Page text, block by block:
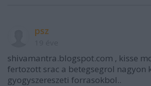
psz
shivamantra.blogspot.com , kisse
fertozott srac a betegsegrol nagyon
gyogyszereszeti forrasokbol..